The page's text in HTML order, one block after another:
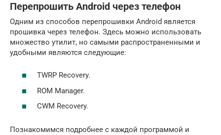
Перепрошить Android через телефон
Одним из способов перепрошивки Android является
прошивка через телефон. Здесь можно использовать
множество утилит, но самыми распространенными и
удобными являются следующие:
TWRP Recovery.
ROM Manager.
CWM Recovery.
Познакомимся подробнее с каждой программой и